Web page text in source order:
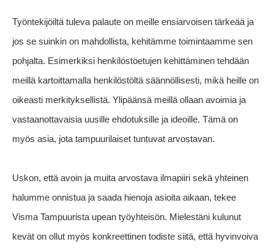
Työntekijöiltä tuleva palaute on meille ensiarvoisen tärkeää ja
jos se suinkin on mahdollista, kehitämme toimintaamme sen
pohjalta. Esimerkiksi henkilöstöetujen kehittäminen tehdään
meillä kartoittamalla henkilöstöltä säännöllisesti, mikä heille on
oikeasti merkityksellistä. Ylipäänsä meillä ollaan avoimia ja
vastaanottavaisia uusille ehdotuksille ja ideoille. Tämä on
myös asia, jota tampuurilaiset tuntuvat arvostavan.
Uskon, että avoin ja muita arvostava ilmapiiri sekä yhteinen
halumme onnistua ja saada hienoja asioita aikaan, tekee
Visma Tampuurista upean työyhteisön. Mielestäni kulunut
kevät on ollut myös konkreettinen todiste siitä, että hyvinvoiva